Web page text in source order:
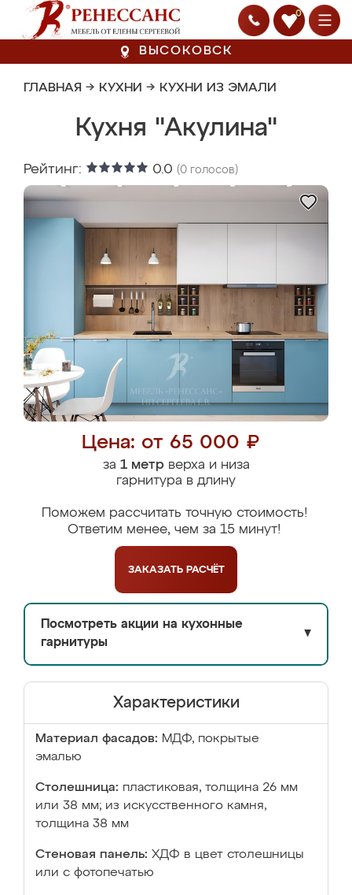
0
ВЫСОКОВСК
ГЛАВНАЯ → КУХНИ → КУХНИ ИЗ ЭМАЛИ
Кухня "Акулина"
Рейтинг: 0.0 (0 голосов)
Цена: от 65 000 ₽
за 1 метрверха и низа
гарнитура в длину
Поможем рассчитать точную стоимость!
Ответим менее, чем за 15 минут!
ЗАКАЗАТЬ РАСЧЁТ
Посмотреть акции на кухонные
гарнитуры
▼
Характеристики
Материал фасадов: МДФ, покрытые
эмалью
Столешница: пластиковая, толщина 26 мм
или 38 мм; из искусственного камня,
толщина 38 мм
Стеновая панель: ХДФ в цвет столешницы
или с фотопечатью